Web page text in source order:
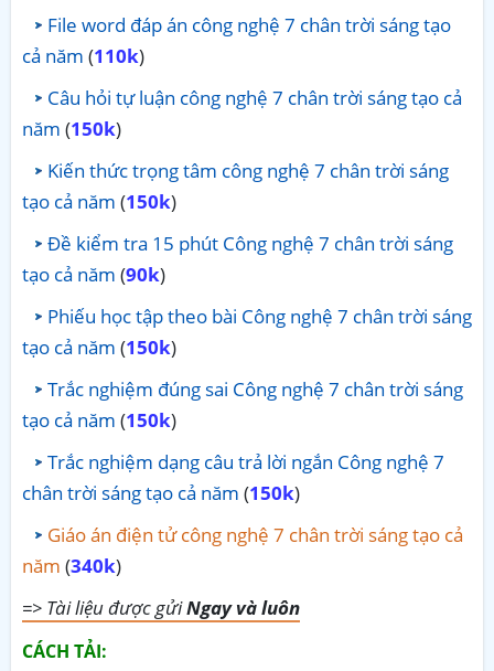
File word đáp án công nghệ 7 chân trời sáng tạo
cả năm (110k)
Câu hỏi tự luận công nghệ 7 chân trời sáng tạo cả
năm (150k)
Kiến thức trọng tâm công nghệ 7 chân trời sáng
tạo cả năm (150k)
Đề kiểm tra 15 phút Công nghệ 7 chân trời sáng
tạo cả năm (90k)
Phiếu học tập theo bài Công nghệ 7 chân trời sáng
tạo cả năm (150k)
Trắc nghiệm đúng sai Công nghệ 7 chân trời sáng
tạo cả năm (150k)
Trắc nghiệm dạng câu trả lời ngắn Công nghệ 7
chân trời sáng tạo cả năm (150k)
Giáo án điện tử công nghệ 7 chân trời sáng tạo cả
năm (340k)
=> Tài liệu được gửiNgay và luôn
CÁCH TẢI: